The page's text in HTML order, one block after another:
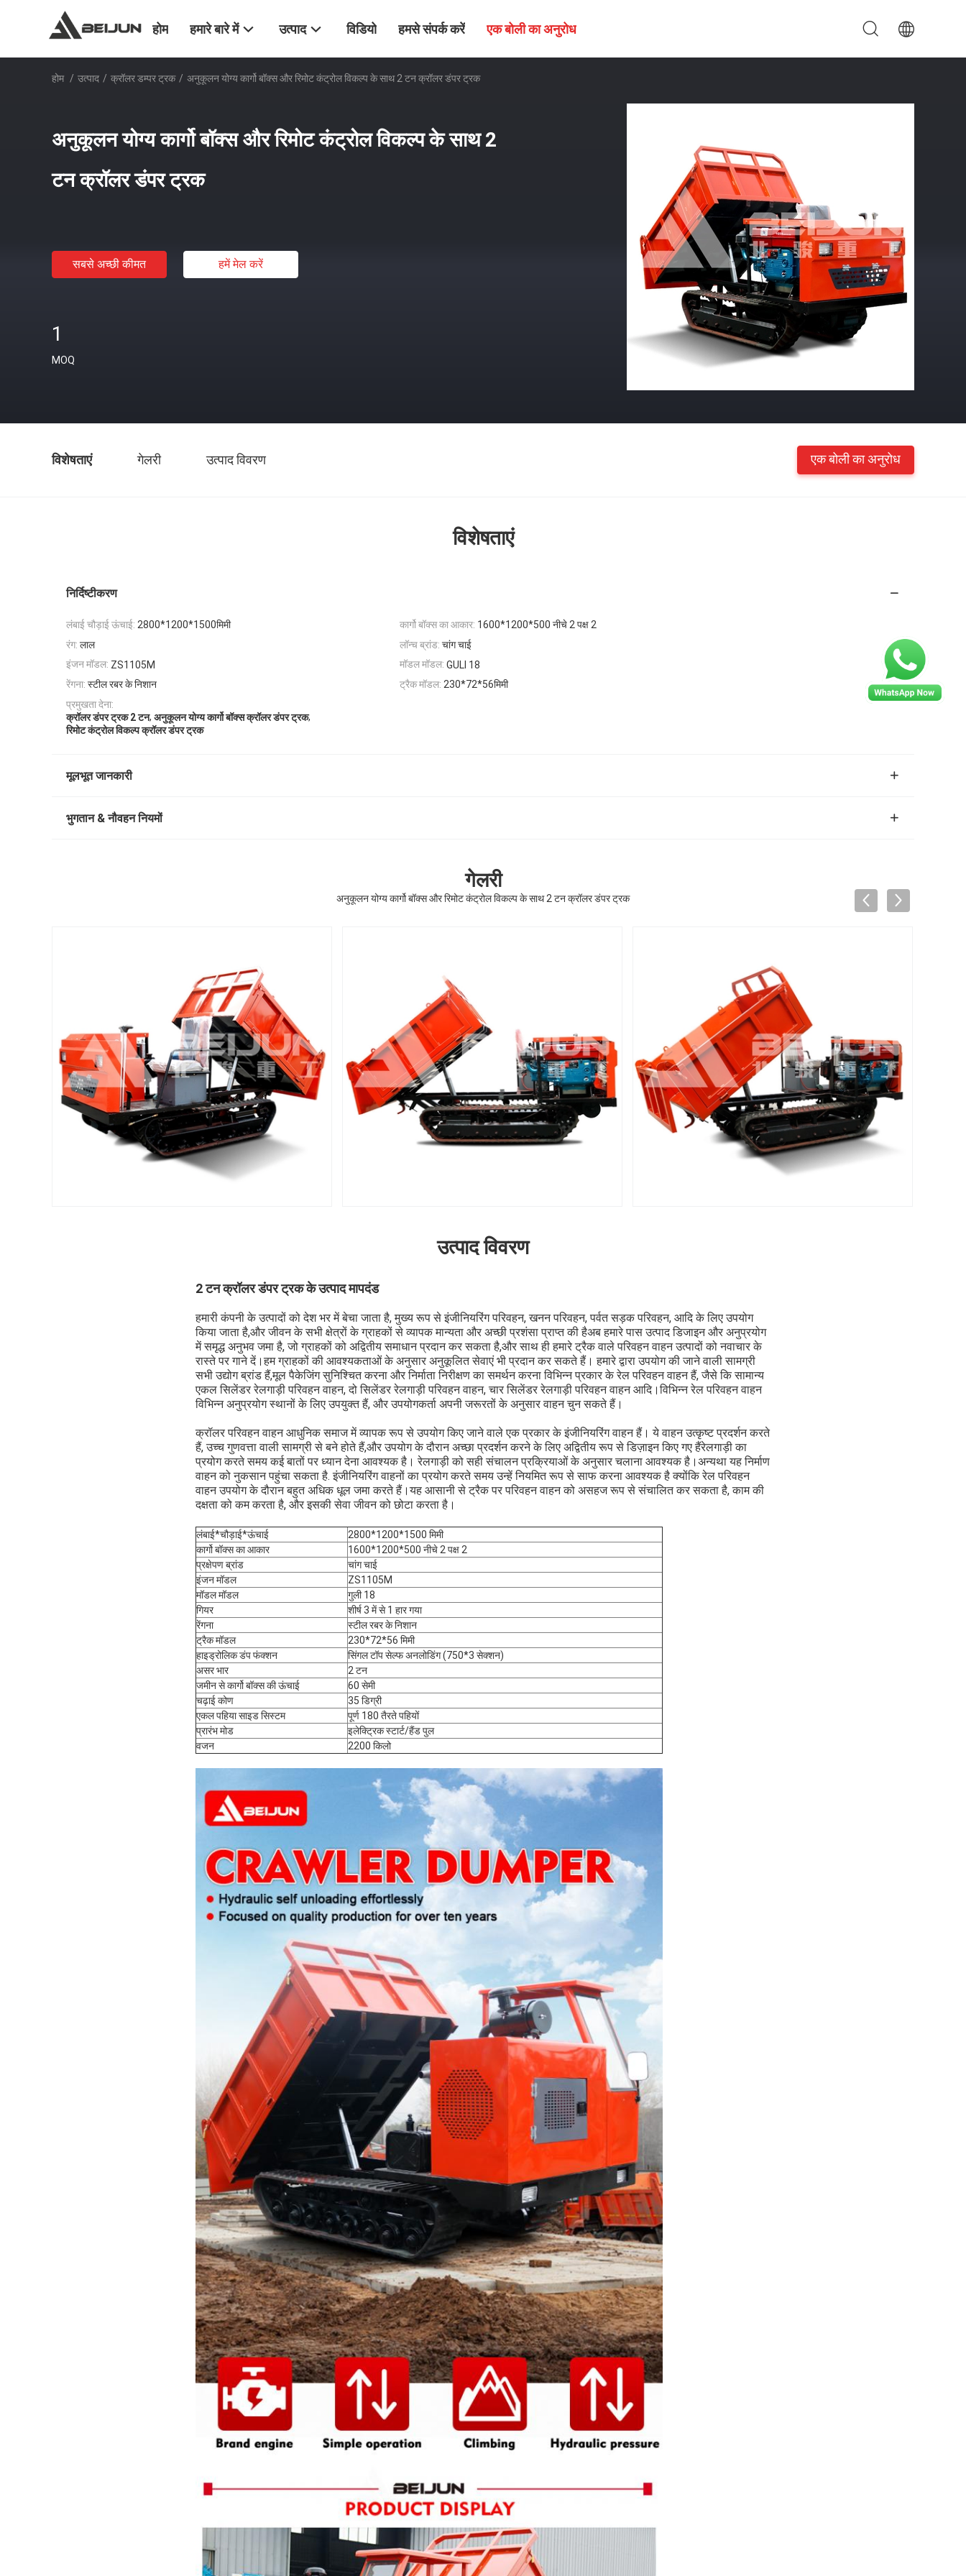
एक संदेश छोड़ें
प्रस्तुत
होम हमारे बारे में उत्पाद विडियो हमसे संपर्क करें एक बोली का अनुरोध
होम / उत्पाद / क्रॉलर डम्पर ट्रक / अनुकूलन योग्य कार्गो बॉक्स और रिमोट कंट्रोल विकल्प के साथ 2 टन क्रॉलर डंपर ट्रक
अनुकूलन योग्य कार्गो बॉक्स और रिमोट कंट्रोल विकल्प के साथ 2
टन क्रॉलर डंपर ट्रक
सबसे अच्छी कीमत हमें मेल करें
1
MOQ
विशेषताएं गेलरी उत्पाद विवरण एक बोली का अनुरोध
विशेषताएं
निर्दिष्टीकरण
लंबाई चौड़ाई ऊंचाई: 2800*1200*1500मिमी कार्गो बॉक्स का आकार: 1600*1200*500 नीचे 2 पक्ष 2
रंग: लाल लॉन्च ब्रांड: चांग चाई
इंजन मॉडल: ZS1105M मॉडल मॉडल: GULI 18
रेंगना: स्टील रबर के निशान ट्रैक मॉडल: 230*72*56मिमी
प्रमुखता देना:
क्रॉलर डंपर ट्रक 2 टन, अनुकूलन योग्य कार्गो बॉक्स क्रॉलर डंपर ट्रक,
रिमोट कंट्रोल विकल्प क्रॉलर डंपर ट्रक
मूलभूत जानकारी
भुगतान & नौवहन नियमों
गेलरी
अनुकूलन योग्य कार्गो बॉक्स और रिमोट कंट्रोल विकल्प के साथ 2 टन क्रॉलर डंपर ट्रक
उत्पाद विवरण
2 टन क्रॉलर डंपर ट्रक के उत्पाद मापदंड
हमारी कंपनी के उत्पादों को देश भर में बेचा जाता है, मुख्य रूप से इंजीनियरिंग परिवहन, खनन परिवहन, पर्वत सड़क परिवहन, आदि के लिए उपयोग
किया जाता है,और जीवन के सभी क्षेत्रों के ग्राहकों से व्यापक मान्यता और अच्छी प्रशंसा प्राप्त की हैअब हमारे पास उत्पाद डिजाइन और अनुप्रयोग
में समृद्ध अनुभव जमा है, जो ग्राहकों को अद्वितीय समाधान प्रदान कर सकता है,और साथ ही हमारे ट्रैक वाले परिवहन वाहन उत्पादों को नवाचार के
रास्ते पर गाने दें।हम ग्राहकों की आवश्यकताओं के अनुसार अनुकूलित सेवाएं भी प्रदान कर सकते हैं। हमारे द्वारा उपयोग की जाने वाली सामग्री
सभी उद्योग ब्रांड हैं,मूल पैकेजिंग सुनिश्चित करना और निर्माता निरीक्षण का समर्थन करना विभिन्न प्रकार के रेल परिवहन वाहन हैं, जैसे कि सामान्य
एकल सिलेंडर रेलगाड़ी परिवहन वाहन, दो सिलेंडर रेलगाड़ी परिवहन वाहन, चार सिलेंडर रेलगाड़ी परिवहन वाहन आदि।विभिन्न रेल परिवहन वाहन
विभिन्न अनुप्रयोग स्थानों के लिए उपयुक्त हैं, और उपयोगकर्ता अपनी जरूरतों के अनुसार वाहन चुन सकते हैं।
क्रॉलर परिवहन वाहन आधुनिक समाज में व्यापक रूप से उपयोग किए जाने वाले एक प्रकार के इंजीनियरिंग वाहन हैं। ये वाहन उत्कृष्ट प्रदर्शन करते
हैं, उच्च गुणवत्ता वाली सामग्री से बने होते हैं,और उपयोग के दौरान अच्छा प्रदर्शन करने के लिए अद्वितीय रूप से डिज़ाइन किए गए हैंरेलगाड़ी का
प्रयोग करते समय कई बातों पर ध्यान देना आवश्यक है। रेलगाड़ी को सही संचालन प्रक्रियाओं के अनुसार चलाना आवश्यक है।अन्यथा यह निर्माण
वाहन को नुकसान पहुंचा सकता है. इंजीनियरिंग वाहनों का प्रयोग करते समय उन्हें नियमित रूप से साफ करना आवश्यक है क्योंकि रेल परिवहन
वाहन उपयोग के दौरान बहुत अधिक धूल जमा करते हैं।यह आसानी से ट्रैक पर परिवहन वाहन को असहज रूप से संचालित कर सकता है, काम की
दक्षता को कम करता है, और इसकी सेवा जीवन को छोटा करता है।
लंबाई*चौड़ाई*ऊंचाई
2800*1200*1500 मिमी
कार्गो बॉक्स का आकार
1600*1200*500 नीचे 2 पक्ष 2
प्रक्षेपण ब्रांड
चांग चाई
इंजन मॉडल
ZS1105M
मॉडल मॉडल
गुली 18
गियर
शीर्ष 3 में से 1 हार गया
रेंगना
स्टील रबर के निशान
ट्रैक मॉडल
230*72*56 मिमी
हाइड्रोलिक डंप फंक्शन
सिंगल टॉप सेल्फ अनलोडिंग (750*3 सेक्शन)
असर भार
2 टन
जमीन से कार्गो बॉक्स की ऊंचाई
60 सेमी
चढ़ाई कोण
35 डिग्री
एकल पहिया साइड सिस्टम
पूर्ण 180 तैरते पहियों
प्रारंभ मोड
इलेक्ट्रिक स्टार्ट/हैंड पुल
वजन
2200 किलो